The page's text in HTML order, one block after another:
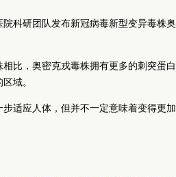
科研团队发布新冠病毒新型变异毒株
比，奥密克戎毒株拥有更多的刺突蛋
域。
适应人体，但并不一定意味着变得更